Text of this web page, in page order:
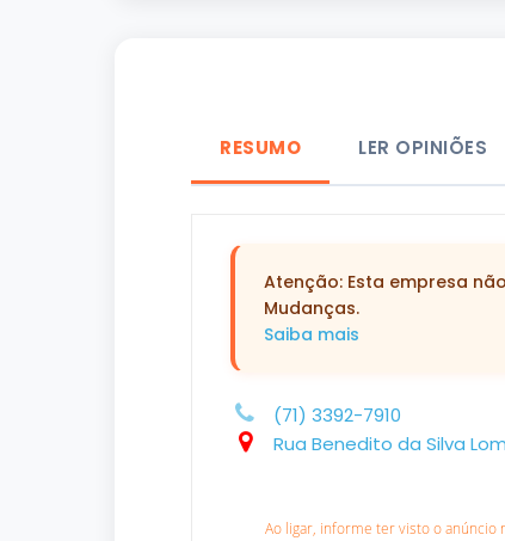
RESUMO LER OPINIÕES
Atenção: Esta empresa
Mudanças.
Saiba mais
(71) 3392-7910
Rua Benedito da Silva
Ao ligar, informe ter visto o anúncio